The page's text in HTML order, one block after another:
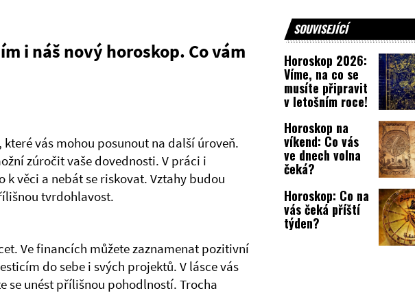
i náš nový horoskop. Co vám
vás mohou posunout na další úroveň.
zúročit vaše dovednosti. V práci i
věci a nebát se riskovat. Vztahy budou
tvrdohlavost.
Ve financích můžete zaznamenat pozitivní
do sebe i svých projektů. V lásce vás
se unést přílišnou pohodlností. Trocha
SOUVISEJÍCÍ
Horoskop 2026:
Víme, na co se
musíte připravit
v letošním roce!
Horoskop na
víkend: Co vás
ve dnech volna
čeká?
Horoskop: Co na
vás čeká příští
týden?